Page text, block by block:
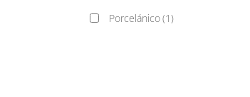
Porcelánico(1)